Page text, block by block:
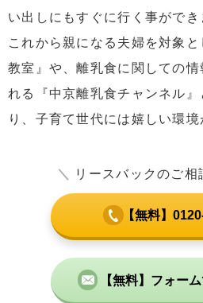
い出しにもすぐに行く事ができ
これから親になる夫婦を対象
教室』や、離乳食に関しての
れる『中京離乳食チャンネル
り、子育て世代には嬉しい環境
＼ リースバックのご相
【無料】
【無料】フォー